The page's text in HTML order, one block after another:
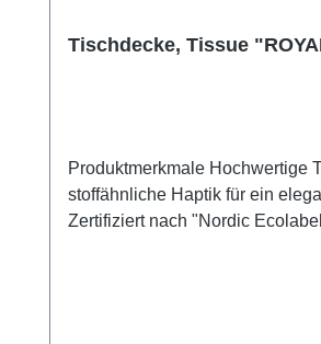
Tischdecke, Tissue
Produktmerkmale Hochwertige Tischdecke aus Tissue mit leinenartiger Prägung Maße: 118 cm breit, 5 m lang Farbe: Weiss (Oberseite farbig, Unterseite weiß) Weiche,
stoffähnliche Haptik für ein elegantes Ambiente Nicht feuchtigkeitsresistent Perfekt abgestimmt auf weitere
Zertifiziert nach "Nordic